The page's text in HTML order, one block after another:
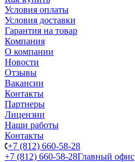
Условия оплаты
Условия доставки
Гарантия на товар
Компания
О компании
Новости
Отзывы
Вакансии
Контакты
Партнеры
Лицензии
Наши работы
Контакты
+7 (812) 660-58-28
+7 (812) 660-58-28Главный офис